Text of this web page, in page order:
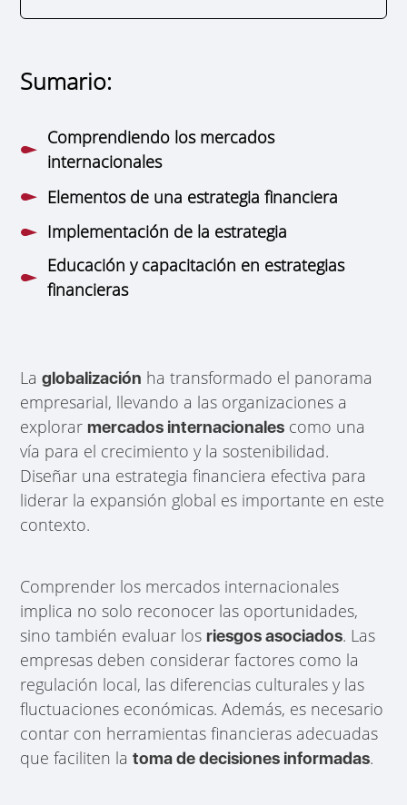
Sumario:
Comprendiendo los mercados
internacionales
Elementos de una estrategia financiera
Implementación de la estrategia
Educación y capacitación en estrategias
financieras
Laglobalización ha transformado el panorama
empresarial, llevando a las organizaciones a
explorarmercados internacionales como una
vía para el crecimiento y la sostenibilidad.
Diseñar una estrategia financiera efectiva para
liderar la expansión global es importante en este
contexto.
Comprender los mercados internacionales
implica no solo reconocer las oportunidades,
sino también evaluar losriesgos asociados. Las
empresas deben considerar factores como la
regulación local, las diferencias culturales y las
fluctuaciones económicas. Además, es necesario
contar con herramientas financieras adecuadas
que faciliten latoma de decisiones informadas.